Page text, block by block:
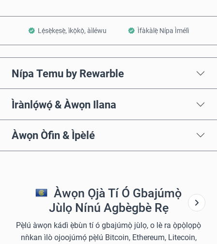
Lẹ́sẹ̀kẹsẹ̀, ìkọ̀kọ̀, àìléwu Ìfàkàlẹ̀ Nípa Ìmélì
Nípa Temu by Rewarble
Ìrànlọ́wọ́ & Àwọn Ilana
Àwọn Òfin & Ìpèlé
Àwọn Ọjà Tí Ó Gbajúmọ̀
Jùlọ Nínú Agbègbè Rẹ
Pẹ̀lú àwọn kádì ẹ̀bùn tí ó gbajúmọ̀ jùlọ, o lè ra ọ̀pọ̀lọpọ̀
nǹkan ìlò ojoojúmọ́ pẹ̀lú Bitcoin, Ethereum, Litecoin,